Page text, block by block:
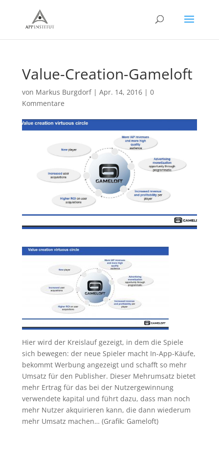
Value-Creation-Gameloft
von Markus Burgdorf| Apr. 14, 2016| 0
Kommentare
Hier wird der Kreislauf gezeigt, in dem die Spiele
sich bewegen: der neue Spieler macht In-App-Käufe,
bekommt Werbung angezeigt und schafft so mehr
Umsatz für den Publisher. Dieser Mehrumsatz bietet
mehr Ertrag für das bei der Nutzergewinnung
verwendete kapital und führt dazu, dass man noch
mehr Nutzer akquirieren kann, die dann wiederum
mehr Umsatz machen… (Grafik: Gameloft)